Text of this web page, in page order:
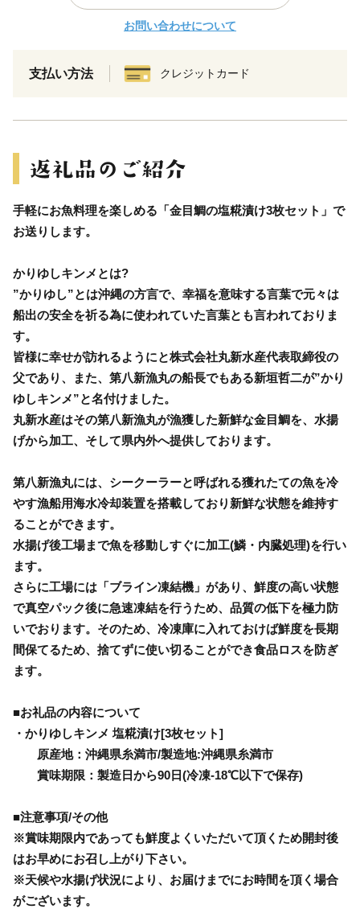
お問い合わせについて
支払い方法 クレジットカード
手軽にお魚料理を楽しめる「金目鯛の塩糀漬け3枚セット」で
お送りします。
かりゆしキンメとは?
”かりゆし”とは沖縄の方言で、幸福を意味する言葉で元々は
船出の安全を祈る為に使われていた言葉とも言われておりま
す。
皆様に幸せが訪れるようにと株式会社丸新水産代表取締役の
父であり、また、第八新漁丸の船長でもある新垣哲二が”かり
ゆしキンメ”と名付けました。
丸新水産はその第八新漁丸が漁獲した新鮮な金目鯛を、水揚
げから加工、そして県内外へ提供しております。
第八新漁丸には、シークーラーと呼ばれる獲れたての魚を冷
やす漁船用海水冷却装置を搭載しており新鮮な状態を維持す
ることができます。
水揚げ後工場まで魚を移動しすぐに加工(鱗・内臓処理)を行い
ます。
さらに工場には「ブライン凍結機」があり、鮮度の高い状態
で真空パック後に急速凍結を行うため、品質の低下を極力防
いでおります。そのため、冷凍庫に入れておけば鮮度を長期
間保てるため、捨てずに使い切ることができ食品ロスを防ぎ
ます。
■お礼品の内容について
・かりゆしキンメ 塩糀漬け[3枚セット]
原産地：沖縄県糸満市/製造地:沖縄県糸満市
賞味期限：製造日から90日(冷凍-18℃以下で保存)
■注意事項/その他
※賞味期限内であっても鮮度よくいただいて頂くため開封後
はお早めにお召し上がり下さい。
※天候や水揚げ状況により、お届けまでにお時間を頂く場合
がございます。